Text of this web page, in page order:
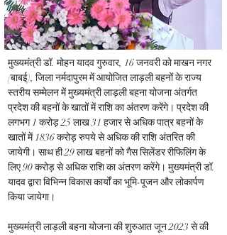
मुख्यमंत्री डॉ. मोहन यादव गुरुवार, 16 जनवरी को माखन नगर
(बाबई), जिला नर्मदापुरम में आयोजित लाड़ली बहनों के राज्य
स्तरीय सम्मेलन में मुख्यमंत्री लाड़ली बहना योजना अंतर्गत
प्रदेश की बहनों के खातों में राशि का अंतरण करेंगे। प्रदेश की
लगभग 1 करोड़ 25 लाख 31 हजार से अधिक पात्र बहनों के
खातों में 1836 करोड़ रुपये से अधिक की राशि अंतरित की
जायेगी। साथ ही 29 लाख बहनों को गैस सिलेंडर रीफिलिंग के
लिए 90 करोड़ से अधिक राशि का अंतरण करेंगे। मुख्यमंत्री डॉ.
यादव द्वारा विभिन्न विकास कार्यों का भूमि-पूजन और लोकार्पण
किया जायेगा।
मुख्यमंत्री लाड़ली बहना योजना की शुरुआत जून 2023 से की